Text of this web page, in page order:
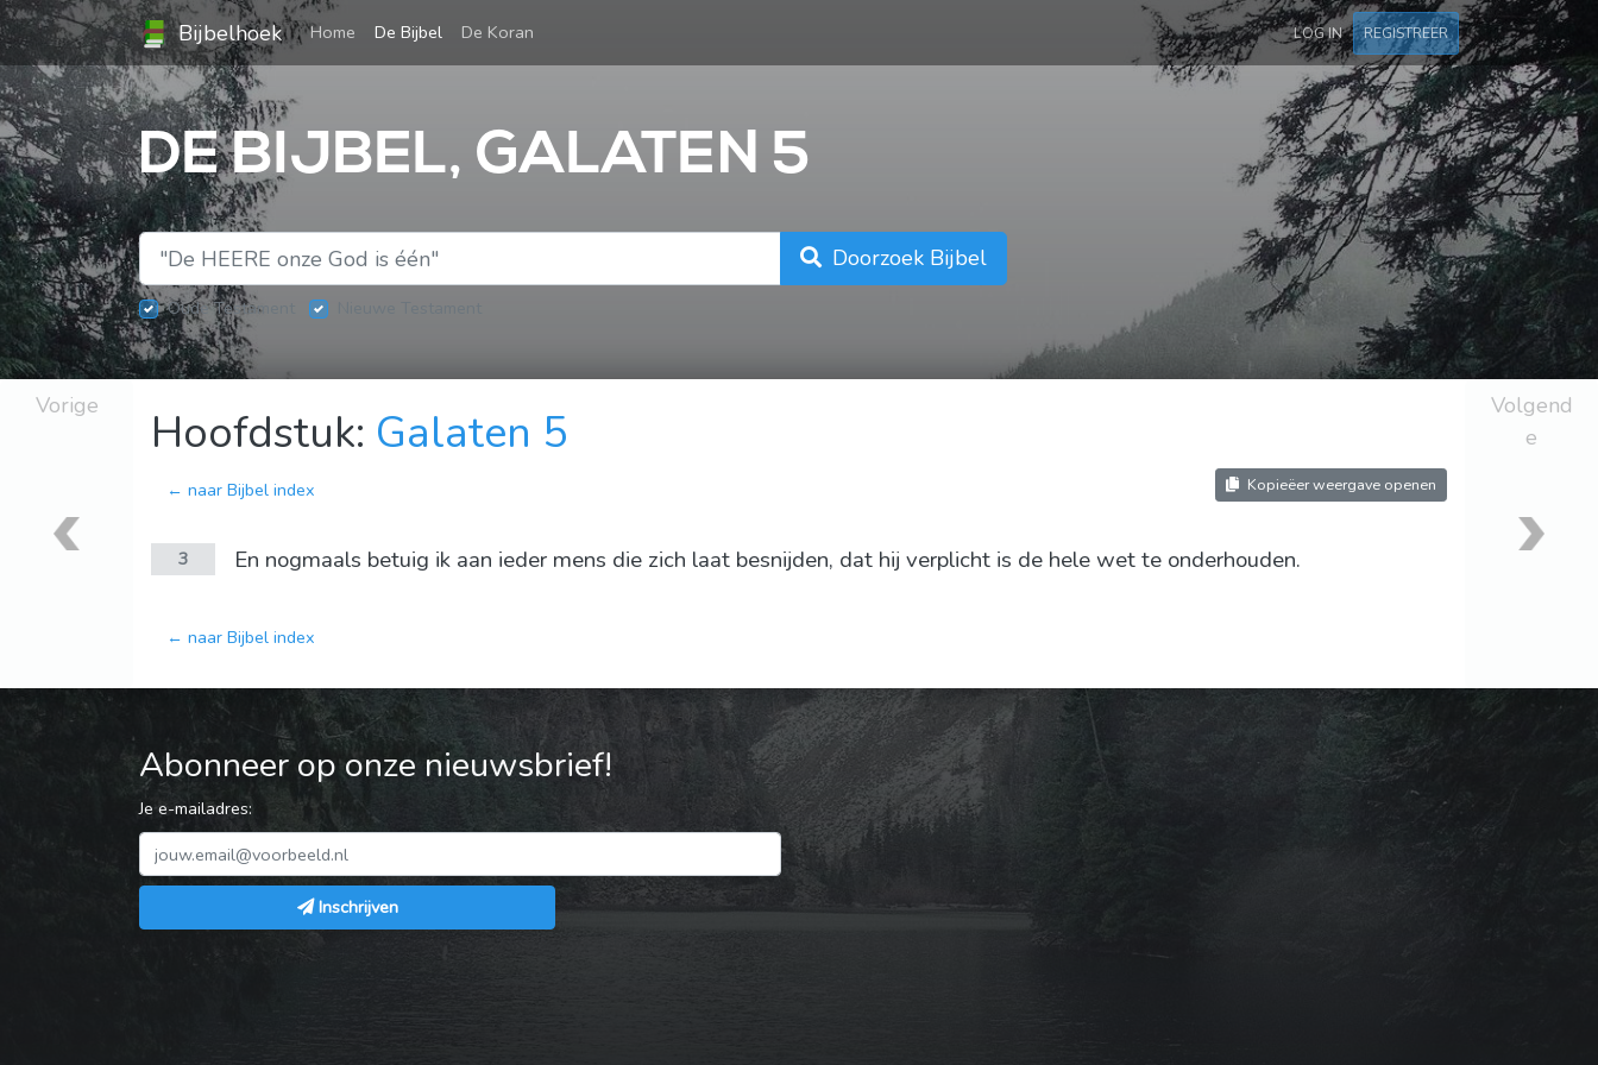
Bijbelhoek Home (current)
De Bijbel De Koran LOG IN REGISTREER
DE BIJBEL, GALATEN 5
Doorzoek Bijbel
Oude Testament
Vorige Hoofdstuk: Galaten 5
← naar Bijbel index Kopieëer weergave openen
3 En nogmaals betuig ik aan ieder mens die zich laat besnijden, dat hij verplicht is de hele wet te onderhouden.
← naar Bijbel index
Volgend
e
Abonneer op onze nieuwsbrief!
Je e-mailadres:
Inschrijven